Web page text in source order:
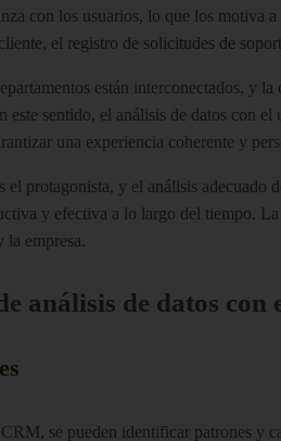
con los usuarios, lo que los
el registro de solicitudes de
están interconectados, y
este sentido, el análisis de datos con
una experiencia coherente y
el protagonista, y el análisis adecuado
y efectiva a lo largo del tiempo.
la empresa.
análisis de datos con
se pueden identificar patrones y